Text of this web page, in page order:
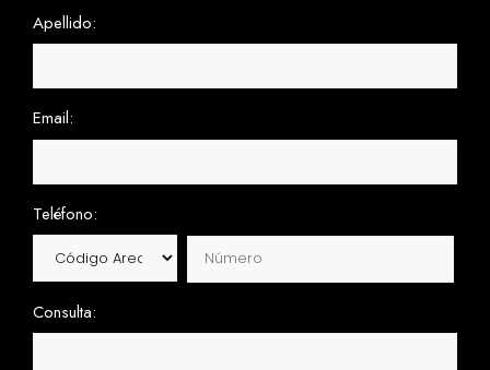
Apellido:
Email:
Teléfono:
Consulta: